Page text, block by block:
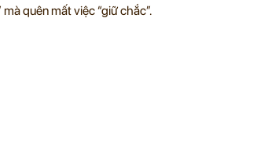
quên mất việc “giữ chắc”.